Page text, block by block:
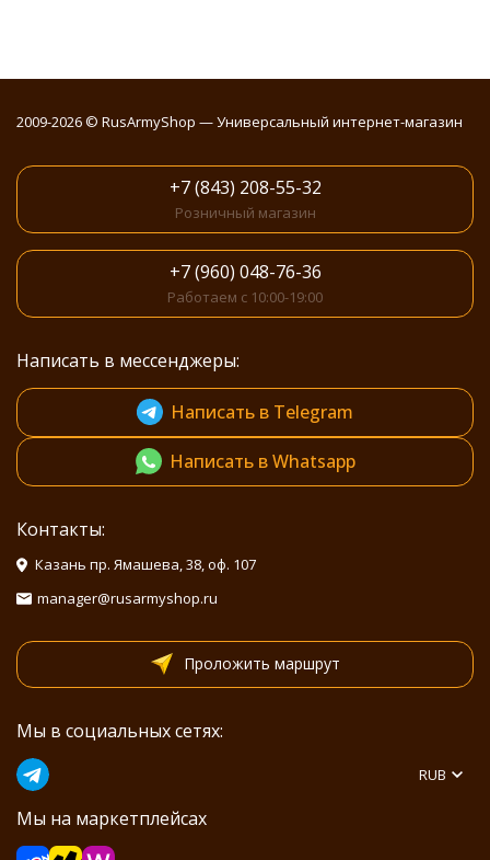
2009-2026 © RusArmyShop — Универсальный интернет-магазин
+7 (843) 208-55-32
Розничный магазин
+7 (960) 048-76-36
Работаем с 10:00-19:00
Написать в мессенджеры:
Написать в Telegram
Написать в Whatsapp
Контакты:
Казань пр. Ямашева, 38, оф. 107
manager@rusarmyshop.ru
Проложить маршрут
Мы в социальных сетях:
Мы на маркетплейсах
RUB